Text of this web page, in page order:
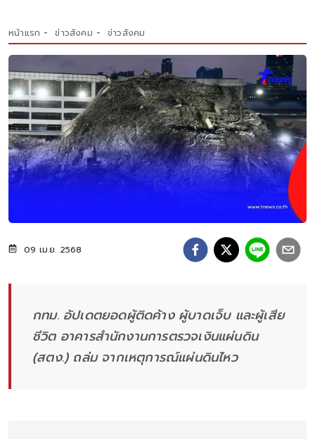
หน้าแรก ข่าวสังคม ข่าวสังคม
09 เม.ย. 2568
กทม. อัปเดตยอดผู้ติดค้าง ผู้บาดเจ็บ และผู้เสีย
ชีวิต อาคารสำนักงานการตรวจเงินแผ่นดิน
(สตง.) ถล่ม จากเหตุการณ์แผ่นดินไหว